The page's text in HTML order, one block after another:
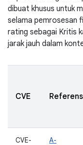
dibuat khusus untuk
selama pemrosesan
rating sebagai Kritis
jarak jauh dalam
CVE
CVE-
A-